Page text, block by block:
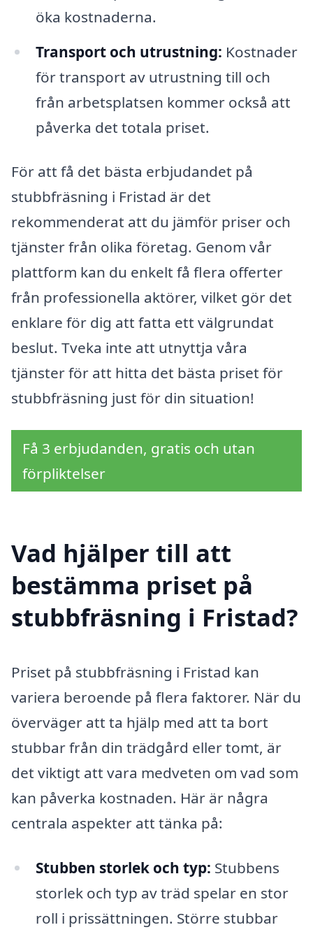
öka kostnaderna.
Transport och utrustning: Kostnader
för transport av utrustning till och
från arbetsplatsen kommer också att
påverka det totala priset.
För att få det bästa erbjudandet på
stubbfräsning i Fristad är det
rekommenderat att du jämför priser och
tjänster från olika företag. Genom vår
plattform kan du enkelt få flera offerter
från professionella aktörer, vilket gör det
enklare för dig att fatta ett välgrundat
beslut. Tveka inte att utnyttja våra
tjänster för att hitta det bästa priset för
stubbfräsning just för din situation!
Få 3 erbjudanden, gratis och utan
förpliktelser
Vad hjälper till att
bestämma priset på
stubbfräsning i Fristad?
Priset på stubbfräsning i Fristad kan
variera beroende på flera faktorer. När du
överväger att ta hjälp med att ta bort
stubbar från din trädgård eller tomt, är
det viktigt att vara medveten om vad som
kan påverka kostnaden. Här är några
centrala aspekter att tänka på:
Stubben storlek och typ: Stubbens
storlek och typ av träd spelar en stor
roll i prissättningen. Större stubbar